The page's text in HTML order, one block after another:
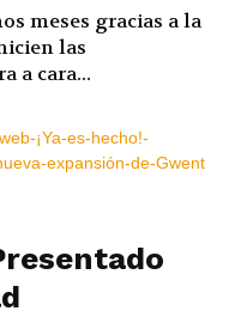
meses gracias a la
las
a cara...